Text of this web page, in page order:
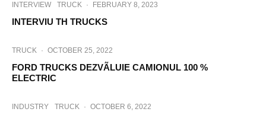
INTERVIEW TRUCK · FEBRUARY 8, 2023
INTERVIU TH TRUCKS
TRUCK · OCTOBER 25, 2022
FORD TRUCKS DEZVÃLUIE CAMIONUL 100 %
ELECTRIC
INDUSTRY TRUCK · OCTOBER 6, 2022